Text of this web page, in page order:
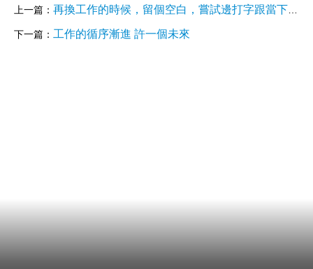
上一篇： 再換工作的時候，留個空白，嘗試邊打字跟當下的自己聊天
下一篇： 工作的循序漸進 許一個未來